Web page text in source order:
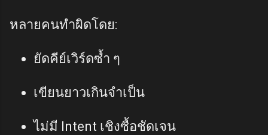
หลายคนทำผิดโดย:
ยัดคีย์เวิร์ดซ้ำ ๆ
เขียนยาวเกินจำเป็น
ไม่มี Intent เชิงซื้อชัดเจน